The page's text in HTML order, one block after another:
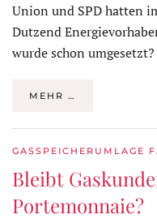
Union und SPD hatten
Dutzend
wurde schon
MEHR …
GASSPEICHERUMLAGE
Bleibt
Portemonnaie?